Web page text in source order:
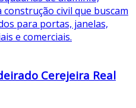
Cerejeira Real